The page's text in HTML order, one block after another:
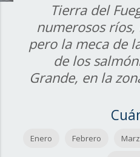
Tierra del
numerosos ríos,
pero la meca de
de los
Grande, en la
Enero Febrero